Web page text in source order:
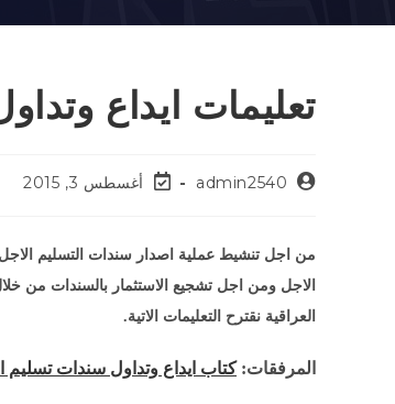
تعليمات ايداع
admin2540 أغسطس 3, 2015
من اجل تنشيط عملية اصدار سندات التسليم الاجل
الاجل ومن اجل تشجيع الاستثمار بالسندات من
العراقية نقترح التعليمات الاتية.
المرفقات: كتاب ايداع وتداول سندات تسليم